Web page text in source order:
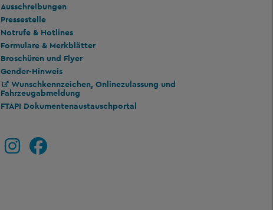
Ausschreibungen
Pressestelle
Notrufe & Hotlines
Formulare & Merkblätter
Broschüren und Flyer
Gender-Hinweis
Wunschkennzeichen, Onlinezulassung und
Fahrzeugabmeldung
FTAPI Dokumentenaustauschportal